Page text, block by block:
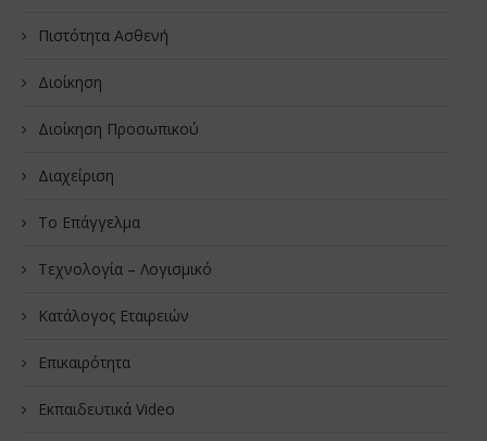
Πιστότητα Ασθενή
Διοίκηση
Διοίκηση Προσωπικού
Διαχείριση
Το Επάγγελμα
Τεχνολογία – Λογισμικό
Κατάλογος Εταιρειών
Επικαιρότητα
Εκπαιδευτικά Video